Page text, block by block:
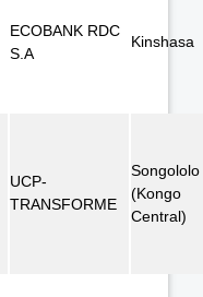
ECOBANK RDC
S.A
Kinshasa
UCP-
TRANSFORME
Songololo
(Kongo
Central)